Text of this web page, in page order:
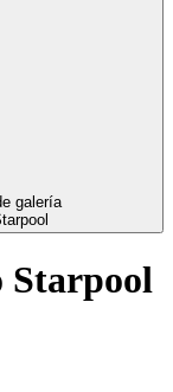
galería
Starpool